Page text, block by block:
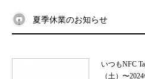
夏季休業のお知らせ
いつもNFC
（土）〜